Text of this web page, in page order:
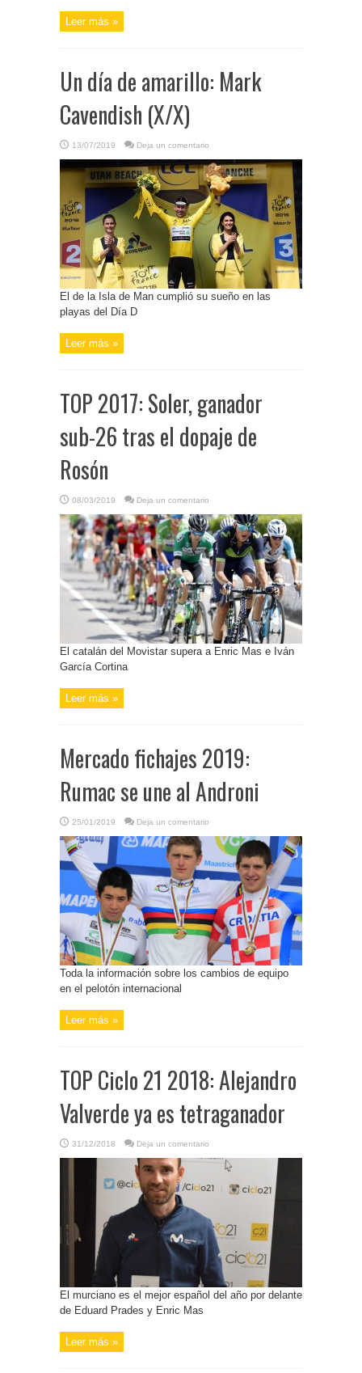
Leer más »
Un día de amarillo: Mark
Cavendish (X/X)
13/07/2019 Deja un comentario
El de la Isla de Man cumplió su sueño en las
playas del Día D
Leer más »
TOP 2017: Soler, ganador
sub-26 tras el dopaje de
Rosón
08/03/2019 Deja un comentario
El catalán del Movistar supera a Enric Mas e Iván
García Cortina
Leer más »
Mercado fichajes 2019:
Rumac se une al Androni
25/01/2019 Deja un comentario
Toda la información sobre los cambios de equipo
en el pelotón internacional
Leer más »
TOP Ciclo 21 2018: Alejandro
Valverde ya es tetraganador
31/12/2018 Deja un comentario
El murciano es el mejor español del año por delante
de Eduard Prades y Enric Mas
Leer más »